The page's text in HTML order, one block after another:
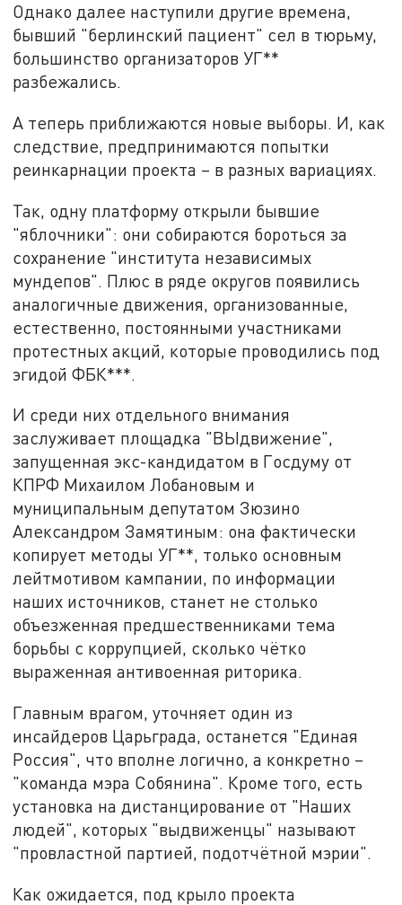
Однако далее наступили другие времена,
бывший "берлинский пациент" сел в тюрьму,
большинство организаторов УГ**
разбежались.
А теперь приближаются новые выборы. И, как
следствие, предпринимаются попытки
реинкарнации проекта – в разных вариациях.
Так, одну платформу открыли бывшие
"яблочники": они собираются бороться за
сохранение "института независимых
мундепов". Плюс в ряде округов появились
аналогичные движения, организованные,
естественно, постоянными участниками
протестных акций, которые проводились под
эгидой ФБК***.
И среди них отдельного внимания
заслуживает площадка "ВЫдвижение",
запущенная экс-кандидатом в Госдуму от
КПРФ Михаилом Лобановым и
муниципальным депутатом Зюзино
Александром Замятиным: она фактически
копирует методы УГ**, только основным
лейтмотивом кампании, по информации
наших источников, станет не столько
объезженная предшественниками тема
борьбы с коррупцией, сколько чётко
выраженная антивоенная риторика.
Главным врагом, уточняет один из
инсайдеров Царьграда, останется "Единая
Россия", что вполне логично, а конкретно –
"команда мэра Собянина". Кроме того, есть
установка на дистанцирование от "Наших
людей", которых "выдвиженцы" называют
"провластной партией, подотчётной мэрии".
Как ожидается, под крыло проекта